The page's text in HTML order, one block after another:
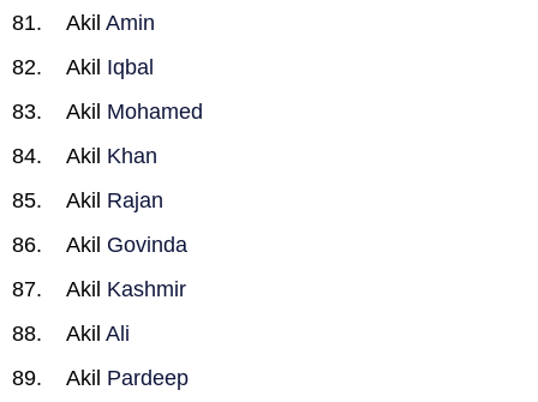
Akil Amin
Akil Iqbal
Akil Mohamed
Akil Khan
Akil Rajan
Akil Govinda
Akil Kashmir
Akil Ali
Akil Pardeep